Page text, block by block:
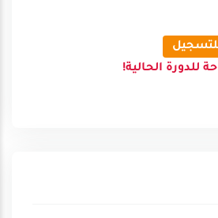
للدورة الحالية!